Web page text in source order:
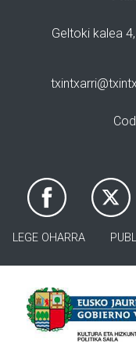
Geltoki kalea
LEGE OHARRA